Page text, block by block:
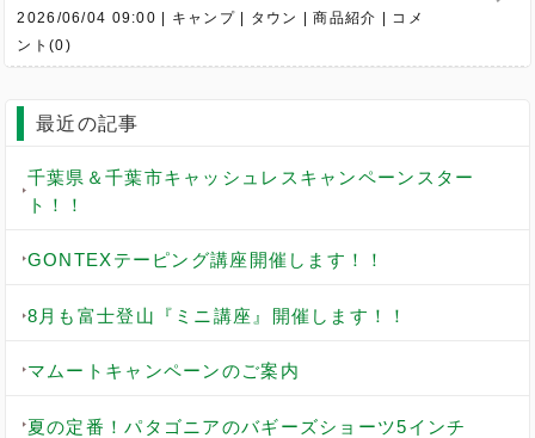
2026/06/04 09:00 キャンプ タウン 商品紹介
コメ
ント(0)
最近の記事
千葉県＆千葉市キャッシュレスキャンペーンスター
ト！！
GONTEXテーピング講座開催します！！
8月も富士登山『ミニ講座』開催します！！
マムートキャンペーンのご案内
夏の定番！パタゴニアのバギーズショーツ5インチ